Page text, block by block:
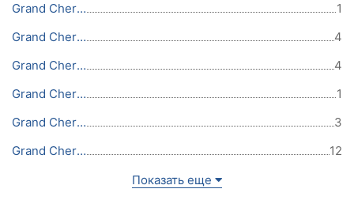
Grand Cherokee 2020
1
Grand Cherokee 2019
4
Grand Cherokee 2018
4
Grand Cherokee 2017
1
Grand Cherokee 2016
3
Grand Cherokee 2015
12
Показать еще